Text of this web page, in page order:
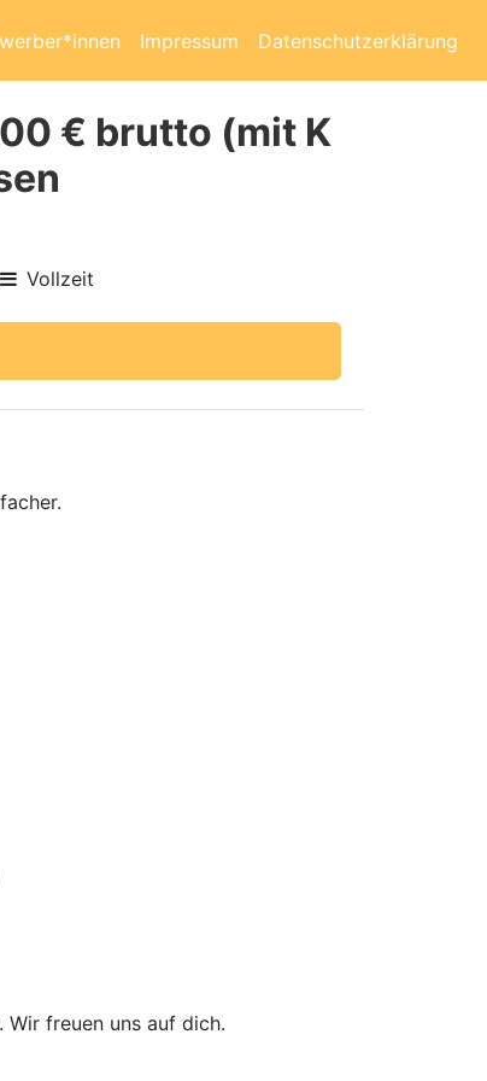
Impressum Datenschutzerklärung
€ brutto (mit K
Vollzeit
freuen uns auf dich.